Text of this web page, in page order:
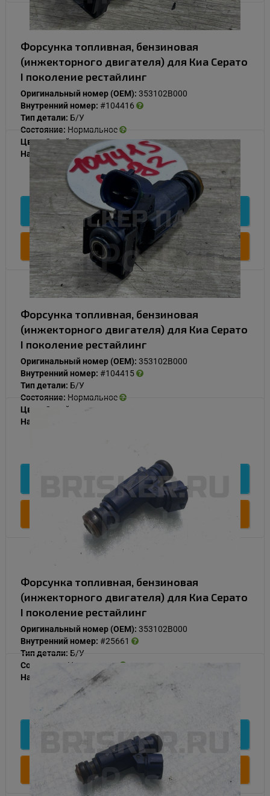
Форсунка топливная, бензиновая
(инжекторного двигателя) для Киа Серато
I поколение рестайлинг
Оригинальный номер (OEM): 353102B000
Внутренний номер: #104416
Тип детали: Б/У
Состояние: Нормальное
Цвет:Синий
Наличие:
В наличии
1 000
Подробнее
Купить
Форсунка топливная, бензиновая
(инжекторного двигателя) для Киа Серато
I поколение рестайлинг
Оригинальный номер (OEM): 353102B000
Внутренний номер: #104415
Тип детали: Б/У
Состояние: Нормальное
Цвет:
Синий
Наличие:
Подробнее
Купить
Форсунка топливная, бензиновая
(инжекторного двигателя) для Киа Серато
I поколение рестайлинг
Оригинальный номер (OEM): 353102B000
Внутренний номер: #25661
Тип детали: Б/У
Состояние:
Нормальное
Наличие:
В наличии
500
Подробнее